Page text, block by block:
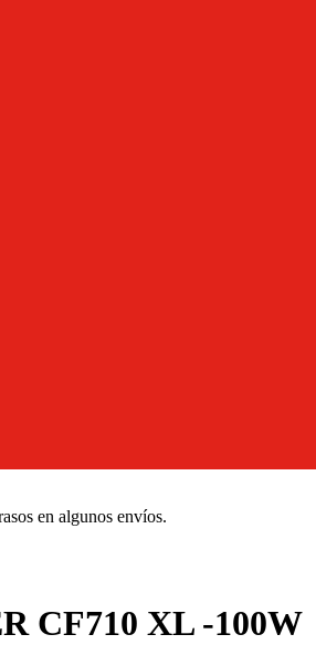
en algunos envíos.
CF710 XL -100W